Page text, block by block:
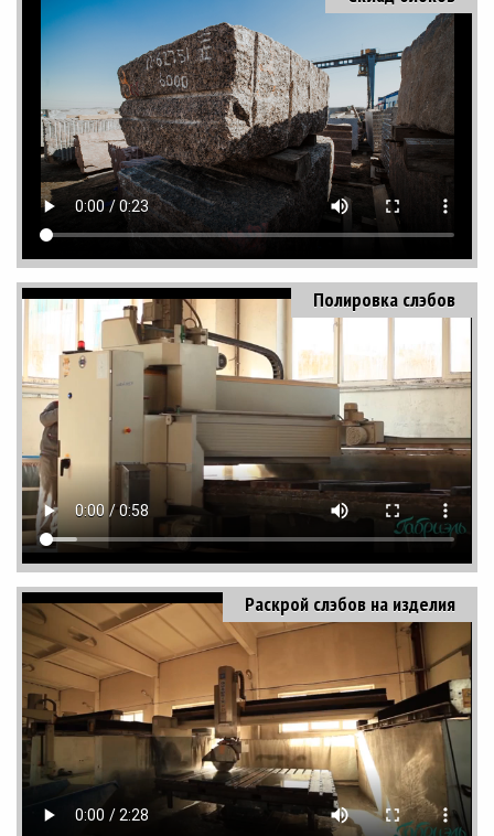
Полировка слэбов
Раскрой слэбов на изделия